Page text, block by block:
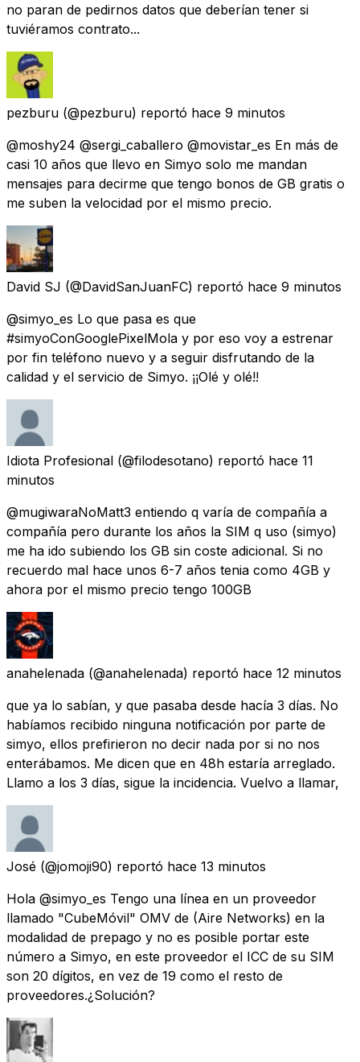
no paran de pedirnos datos que deberían tener si
tuviéramos contrato...
pezburu (@pezburu) reportó hace 9 minutos
@moshy24 @sergi_caballero @movistar_es En más de
casi 10 años que llevo en Simyo solo me mandan
mensajes para decirme que tengo bonos de GB gratis o
me suben la velocidad por el mismo precio.
David SJ (@DavidSanJuanFC) reportó hace 9 minutos
@simyo_es Lo que pasa es que
#simyoConGooglePixelMola y por eso voy a estrenar
por fin teléfono nuevo y a seguir disfrutando de la
calidad y el servicio de Simyo. ¡¡Olé y olé!!
Idiota Profesional (@filodesotano) reportó hace 11
minutos
@mugiwaraNoMatt3 entiendo q varía de compañía a
compañía pero durante los años la SIM q uso (simyo)
me ha ido subiendo los GB sin coste adicional. Si no
recuerdo mal hace unos 6-7 años tenia como 4GB y
ahora por el mismo precio tengo 100GB
anahelenada (@anahelenada) reportó hace 12 minutos
que ya lo sabían, y que pasaba desde hacía 3 días. No
habíamos recibido ninguna notificación por parte de
simyo, ellos prefirieron no decir nada por si no nos
enterábamos. Me dicen que en 48h estaría arreglado.
Llamo a los 3 días, sigue la incidencia. Vuelvo a llamar,
José (@jomoji90) reportó hace 13 minutos
Hola @simyo_es Tengo una línea en un proveedor
llamado "CubeMóvil" OMV de (Aire Networks) en la
modalidad de prepago y no es posible portar este
número a Simyo, en este proveedor el ICC de su SIM
son 20 dígitos, en vez de 19 como el resto de
proveedores.¿Solución?